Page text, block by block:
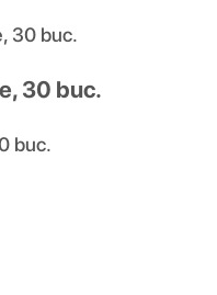
30 buc.
30 buc.